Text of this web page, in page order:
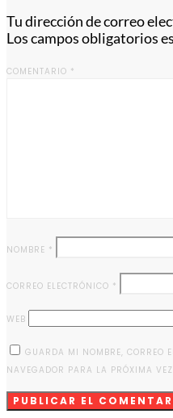
Tu dirección de correo
Los campos obligatorios
COMENTARIO *
NOMBRE *
CORREO ELECTRÓNICO *
WEB
GUARDA MI NOMBRE, CORREO
NAVEGADOR PARA LA PRÓXIMA VEZ